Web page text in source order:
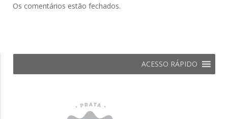
Os comentários estão fechados.
ACESSO RÁPIDO